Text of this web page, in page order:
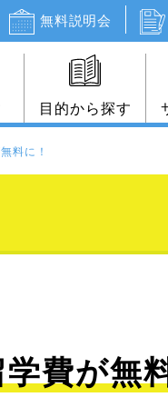
無料説明会
目的から探す
料に！
費が無